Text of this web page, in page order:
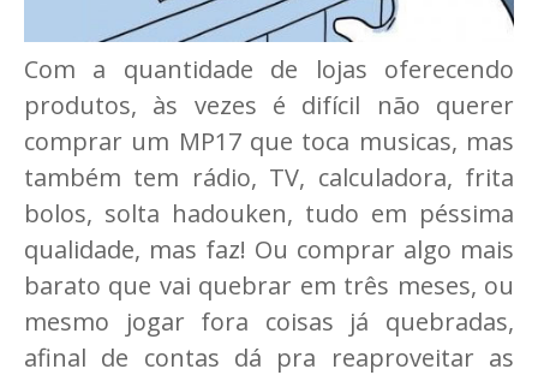
Com a quantidade de lojas oferecendo
produtos, às vezes é difícil não querer
comprar um MP17 que toca musicas, mas
também tem rádio, TV, calculadora, frita
bolos, solta hadouken, tudo em péssima
qualidade, mas faz! Ou comprar algo mais
barato que vai quebrar em três meses, ou
mesmo jogar fora coisas já quebradas,
afinal de contas dá pra reaproveitar as